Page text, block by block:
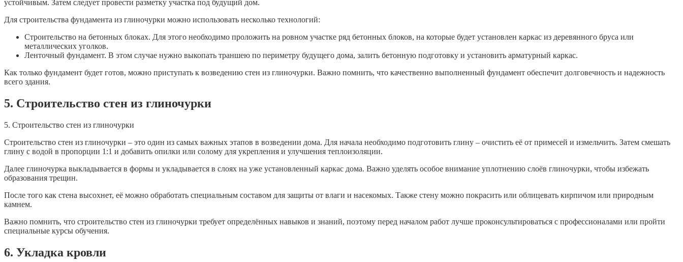
устойчивым. Затем следует провести разметку участка под будущий дом.
Для строительства фундамента из глиночурки можно использовать несколько технологий:
Строительство на бетонных блоках. Для этого необходимо проложить на ровном участке ряд бетонных блоков, на которые будет установлен каркас из деревянного бруса или
металлических уголков.
Ленточный фундамент. В этом случае нужно выкопать траншею по периметру будущего дома, залить бетонную подготовку и установить арматурный каркас.
Как только фундамент будет готов, можно приступать к возведению стен из глиночурки. Важно помнить, что качественно выполненный фундамент обеспечит долговечность и надежность
всего здания.
5. Строительство стен из глиночурки
5. Строительство стен из глиночурки
Строительство стен из глиночурки – это один из самых важных этапов в возведении дома. Для начала необходимо подготовить глину – очистить её от примесей и измельчить. Затем смешать
глину с водой в пропорции 1:1 и добавить опилки или солому для укрепления и улучшения теплоизоляции.
Далее глиночурка выкладывается в формы и укладывается в слоях на уже установленный каркас дома. Важно уделять особое внимание уплотнению слоёв глиночурки, чтобы избежать
образования трещин.
После того как стена высохнет, её можно обработать специальным составом для защиты от влаги и насекомых. Также стену можно покрасить или облицевать кирпичом или природным
камнем.
Важно помнить, что строительство стен из глиночурки требует определённых навыков и знаний, поэтому перед началом работ лучше проконсультироваться с профессионалами или пройти
специальные курсы обучения.
6. Укладка кровли